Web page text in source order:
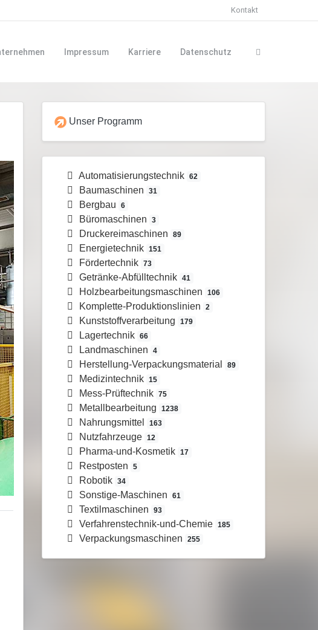
Kontakt
Impressum Karriere Datenschutz
Unser Programm
Automatisierungstechnik 62
Baumaschinen 31
Bergbau 6
Büromaschinen 3
Druckereimaschinen 89
Energietechnik 151
Fördertechnik 73
Getränke-Abfülltechnik 41
Holzbearbeitungsmaschinen 106
Komplette-Produktionslinien 2
Kunststoffverarbeitung 179
Lagertechnik 66
Landmaschinen 4
Herstellung-Verpackungsmaterial 89
Medizintechnik 15
Mess-Prüftechnik 75
Metallbearbeitung 1238
Nahrungsmittel 163
Nutzfahrzeuge 12
Pharma-und-Kosmetik 17
Restposten 5
Robotik 34
Sonstige-Maschinen 61
Textilmaschinen 93
Verfahrenstechnik-und-Chemie 185
Verpackungsmaschinen 255